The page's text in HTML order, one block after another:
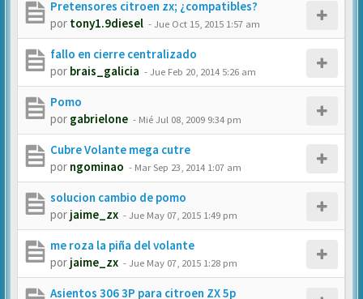
Pretensores citroen zx; ¿compatibles?
por tony1.9diesel -Jue Oct 15, 2015 1:57 am
fallo en cierre centralizado
por brais_galicia -Jue Feb 20, 2014 5:26 am
Pomo
por gabrielone - Mié Jul 08, 2009 9:34 pm
Cubre Volante mega cutre
por ngominao - Mar Sep 23, 2014 1:07 am
solucion cambio de pomo
por jaime_zx -Jue May 07, 2015 1:49 pm
me roza la piña del volante
por jaime_zx -Jue May 07, 2015 1:28 pm
Asientos 306 3P para citroen ZX 5p